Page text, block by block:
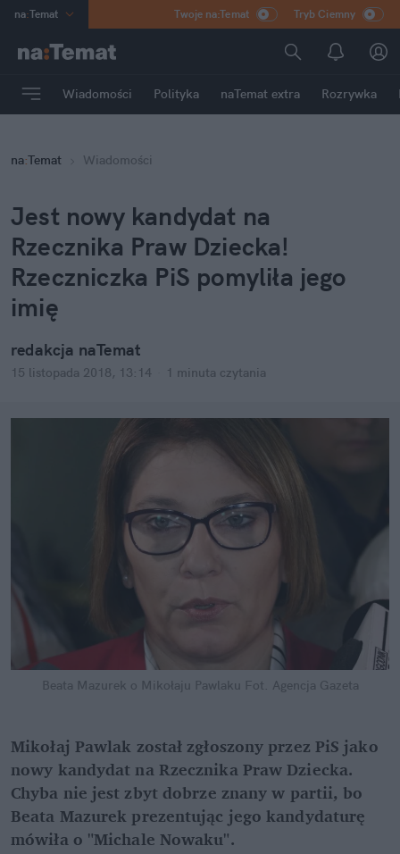
na:Temat
Poland
mama
Rozrywka
Twoje na:Temat Tryb Ciemny
Wiadomości Polityka naTemat extra Rozrywka
na:Temat Wiadomości
Jest nowy kandydat na
Rzecznika Praw Dziecka!
Rzeczniczka PiS pomyliła jego
imię
redakcja naTemat
15 listopada 2018, 13:14 1 minuta czytania
Beata Mazurek o Mikołaju Pawlaku Fot. Agencja Gazeta
Mikołaj Pawlak został zgłoszony przez PiS jako
nowy kandydat na Rzecznika Praw Dziecka.
Chyba nie jest zbyt dobrze znany w partii, bo
Beata Mazurek prezentując jego kandydaturę
mówiła o "Michale Nowaku".